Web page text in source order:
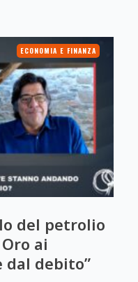
ECONOMIA E FINANZA
del petrolio
ai
dal debito”